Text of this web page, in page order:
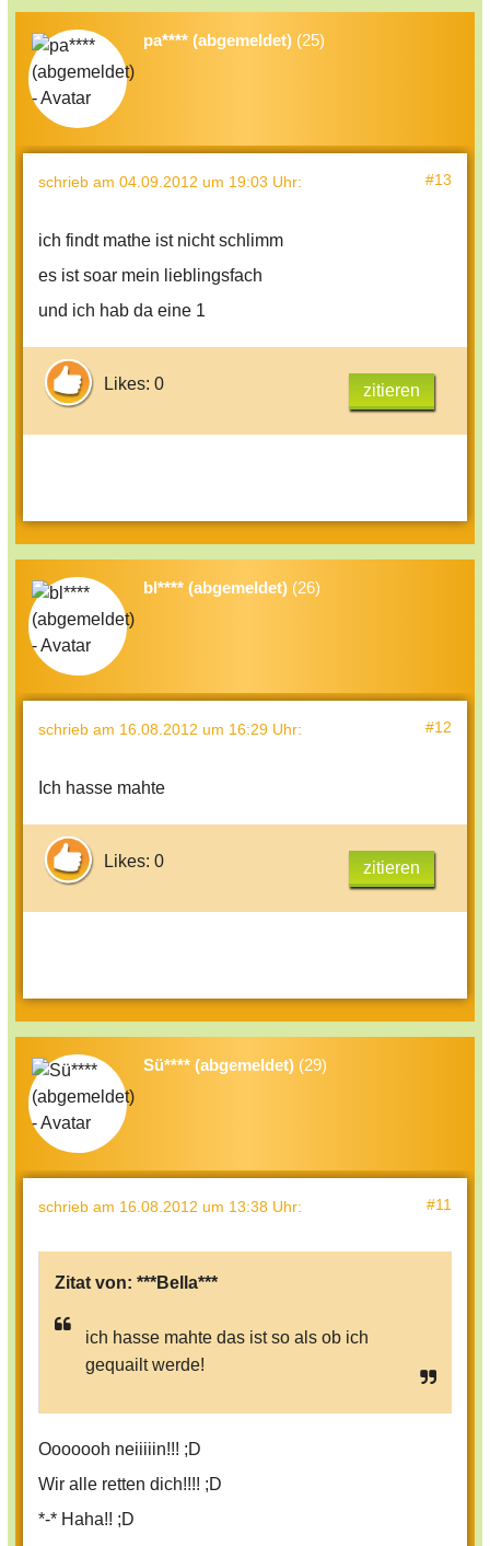
pa**** (abgemeldet) (25)
schrieb am 04.09.2012 um 19:03 Uhr: #13
ich findt mathe ist nicht schlimm
es ist soar mein lieblingsfach
und ich hab da eine 1
Likes: 0 zitieren
bl**** (abgemeldet) (26)
schrieb am 16.08.2012 um 16:29 Uhr: #12
Ich hasse mahte
Likes: 0 zitieren
Sü**** (abgemeldet) (29)
schrieb am 16.08.2012 um 13:38 Uhr: #11
Zitat von: ***Bella***
ich hasse mahte das ist so als ob ich
gequailt werde!
Ooooooh neiiiiin!!! ;D
Wir alle retten dich!!!! ;D
*-* Haha!! ;D